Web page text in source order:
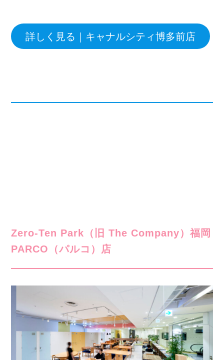
詳しく見る｜キャナルシティ博多前店
Zero-Ten Park（旧 The Company）福岡
PARCO（パルコ）店